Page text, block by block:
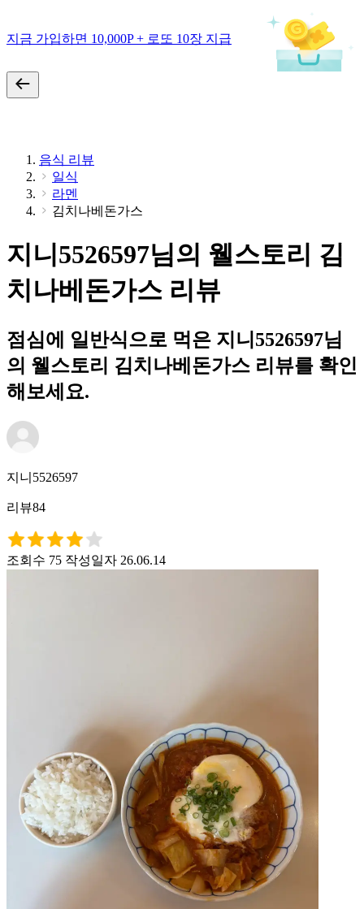
지금 가입하면 10,000P + 로또 10장 지급
음식 리뷰
일식
라멘
김치나베돈가스
지니5526597님의 웰스토리 김
치나베돈가스 리뷰
점심에 일반식으로 먹은 지니5526597님
의 웰스토리 김치나베돈가스 리뷰를 확인
해보세요.
지니5526597
리뷰84
조회수 75 작성일자 26.06.14